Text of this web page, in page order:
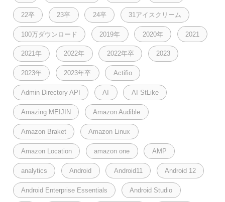
22卒 23卒 24卒 31アイスクリーム
100万ダウンロード 2019年 2020年 2021
2021年 2022年 2022年卒 2023
2023年 2023年卒 Actifio
Admin Directory API AI AI StLike
Amazing MEIJIN Amazon Audible
Amazon Braket Amazon Linux
Amazon Location amazon one AMP
analytics Android Android11 Android 12
Android Enterprise Essentials Android Studio